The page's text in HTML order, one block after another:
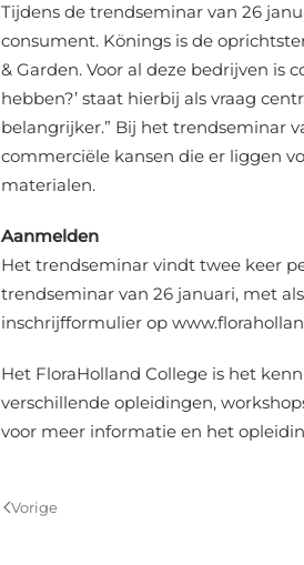
Tijdens de trendseminar van 26
consument. Könings is de
& Garden. Voor al deze bedrijven is
hebben?’ staat hierbij als vraag
belangrijker.” Bij het trendseminar
commerciële kansen die er liggen
materialen.
Aanmelden
Het trendseminar vindt twee keer
trendseminar van 26 januari, met
inschrijfformulier op
Het FloraHolland College is het
verschillende opleidingen,
voor meer informatie en het
Vorige